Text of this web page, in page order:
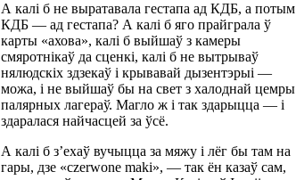
А калі б не выратавала гестапа ад КДБ, а потым
КДБ — ад гестапа? А калі б яго прайграла ў
карты «ахова», калі б выйшаў з камеры
смяротнікаў да сценкі, калі б не вытрываў
нялюдскіх здзекаў і крывавай дызентэрыі —
можа, і не выйшаў бы на свет з халоднай цемры
палярных лагераў. Магло ж і так здарыцца — і
здаралася найчасцей за ўсё.
А калі б з’ехаў вучыцца за мяжу і лёг бы там на
гары, дзе «czerwone maki», — так ён казаў сам,